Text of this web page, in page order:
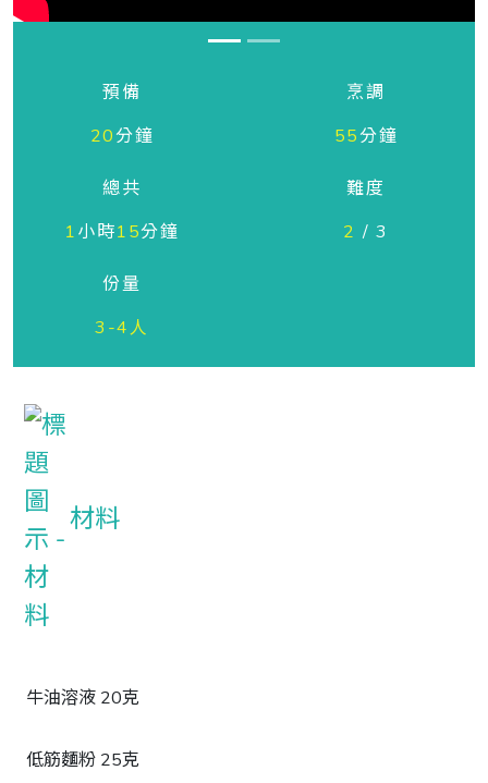
預備
20分鐘
烹調
55分鐘
總共
1小時15分鐘
難度
2 / 3
份量
3-4人
材料
牛油溶液 20克
低筋麵粉 25克